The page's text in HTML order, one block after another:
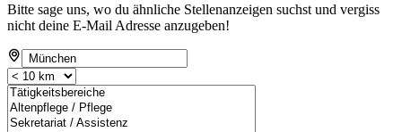
Bitte sage uns, wo du ähnliche Stellenanzeigen suchst und vergiss
nicht deine E-Mail Adresse anzugeben!